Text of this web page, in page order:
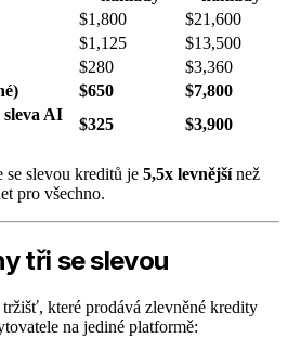
$1,800
$21,600
$1,125
$13,500
$280
$3,360
$650
$7,800
AI
$325 $3,900
se slevou kreditů je 5,5x levnějšínež
pro všechno.
tři se slevou
které prodává zlevněné kredity
na jediné platformě: